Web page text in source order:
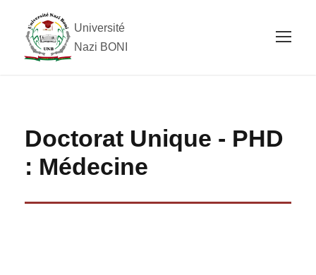
Université
Nazi BONI
Doctorat Unique - PHD
: Médecine